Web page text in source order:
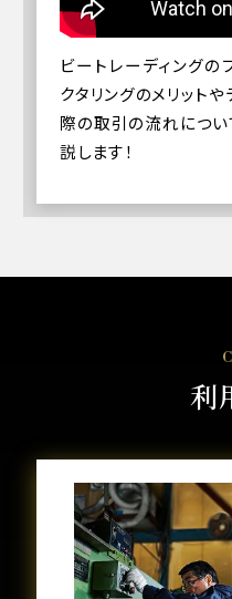
ビートレーディングの
クタリングのメリット
際の取引の流れにつ
説します！
利